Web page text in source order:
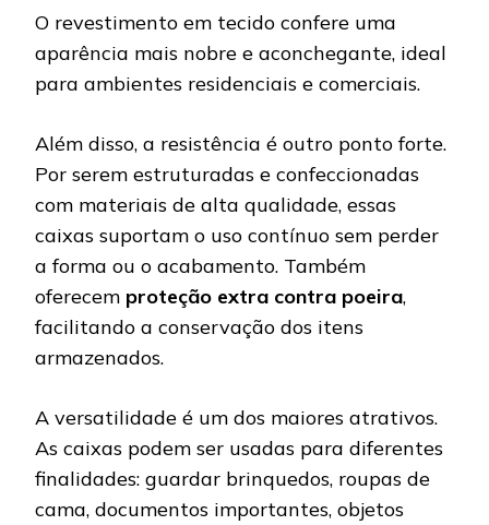
O revestimento em tecido confere uma
aparência mais nobre e aconchegante, ideal
para ambientes residenciais e comerciais.
Além disso, a resistência é outro ponto forte.
Por serem estruturadas e confeccionadas
com materiais de alta qualidade, essas
caixas suportam o uso contínuo sem perder
a forma ou o acabamento. Também
oferecem proteção extra contra poeira,
facilitando a conservação dos itens
armazenados.
A versatilidade é um dos maiores atrativos.
As caixas podem ser usadas para diferentes
finalidades: guardar brinquedos, roupas de
cama, documentos importantes, objetos